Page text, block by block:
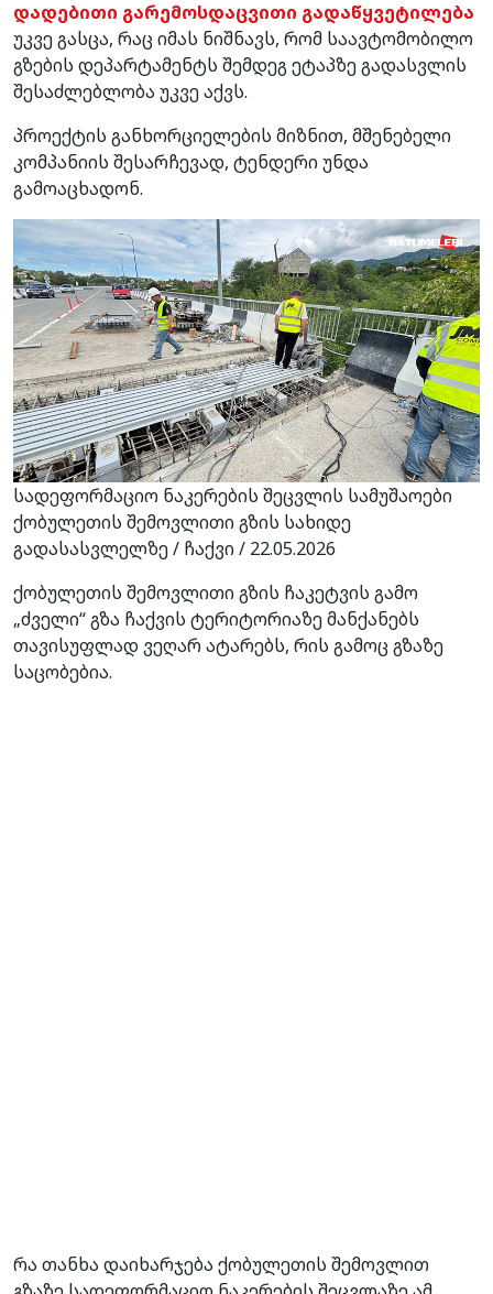
დადებითი გარემოსდაცვითი გადაწყვეტილება
უკვე გასცა, რაც იმას ნიშნავს, რომ საავტომობილო
გზების დეპარტამენტს შემდეგ ეტაპზე გადასვლის
შესაძლებლობა უკვე აქვს.
პროექტის განხორციელების მიზნით, მშენებელი
კომპანიის შესარჩევად, ტენდერი უნდა
გამოაცხადონ.
სადეფორმაციო ნაკერების შეცვლის სამუშაოები
ქობულეთის შემოვლითი გზის სახიდე
გადასასვლელზე / ჩაქვი / 22.05.2026
ქობულეთის შემოვლითი გზის ჩაკეტვის გამო
„ძველი“ გზა ჩაქვის ტერიტორიაზე მანქანებს
თავისუფლად ვეღარ ატარებს, რის გამოც გზაზე
საცობებია.
რა თანხა დაიხარჯება ქობულეთის შემოვლით